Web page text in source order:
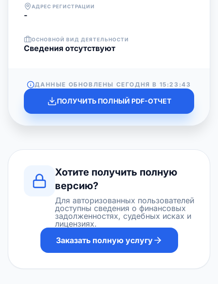
АДРЕС РЕГИСТРАЦИИ
-
ОСНОВНОЙ ВИД ДЕЯТЕЛЬНОСТИ
Cведения отсутствуют
ДАННЫЕ ОБНОВЛЕНЫ СЕГОДНЯ В 15:23:43
ПОЛУЧИТЬ ПОЛНЫЙ PDF-ОТЧЕТ
Хотите получить полную
версию?
Для авторизованных пользователей
доступны сведения о финансовых
задолженностях, судебных исках и
лицензиях.
Заказать полную услугу